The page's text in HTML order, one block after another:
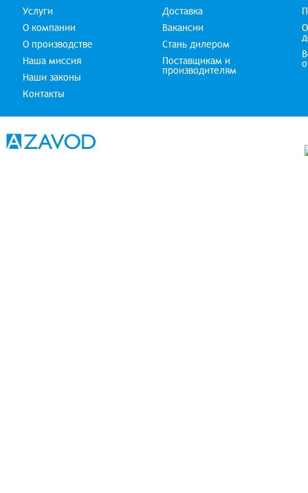
Услуги
О компании
О производстве
Наша миссия
Наши законы
Контакты
Доставка
Вакансии
Стань дилером
Поставщикам и
производителям